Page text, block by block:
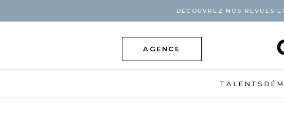
DÉCOUVREZ NOS REVUES
AGENCE
TALENTS